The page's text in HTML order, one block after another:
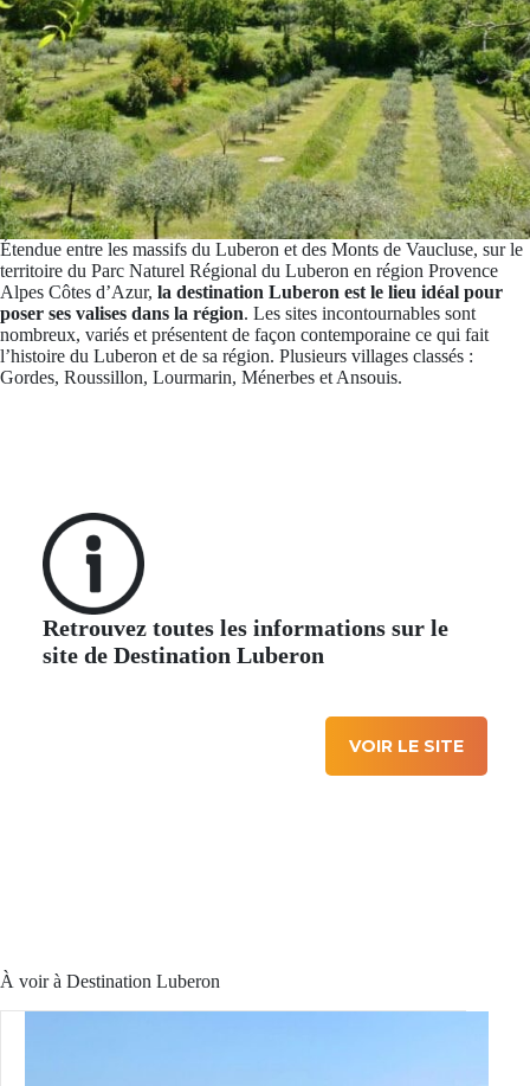
Étendue entre les massifs du Luberon et des Monts de Vaucluse, sur le
territoire du Parc Naturel Régional du Luberon en région Provence
Alpes Côtes d’Azur, la destination Luberon est le lieu idéal pour
poser ses valises dans la région. Les sites incontournables sont
nombreux, variés et présentent de façon contemporaine ce qui fait
l’histoire du Luberon et de sa région. Plusieurs villages classés :
Gordes, Roussillon, Lourmarin, Ménerbes et Ansouis.
Retrouvez toutes les informations sur le
site de Destination Luberon
VOIR LE SITE
À voir à Destination Luberon